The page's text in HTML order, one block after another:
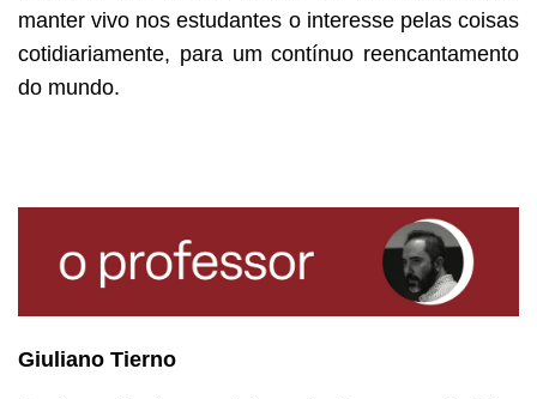
manter vivo nos estudantes o interesse pelas coisas
cotidiariamente, para um contínuo reencantamento
do mundo.
Giuliano Tierno